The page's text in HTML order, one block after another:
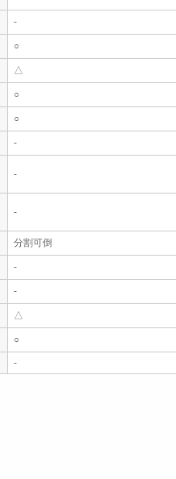
-
○
△
○
○
-
-
-
分割可倒
-
-
△
○
-